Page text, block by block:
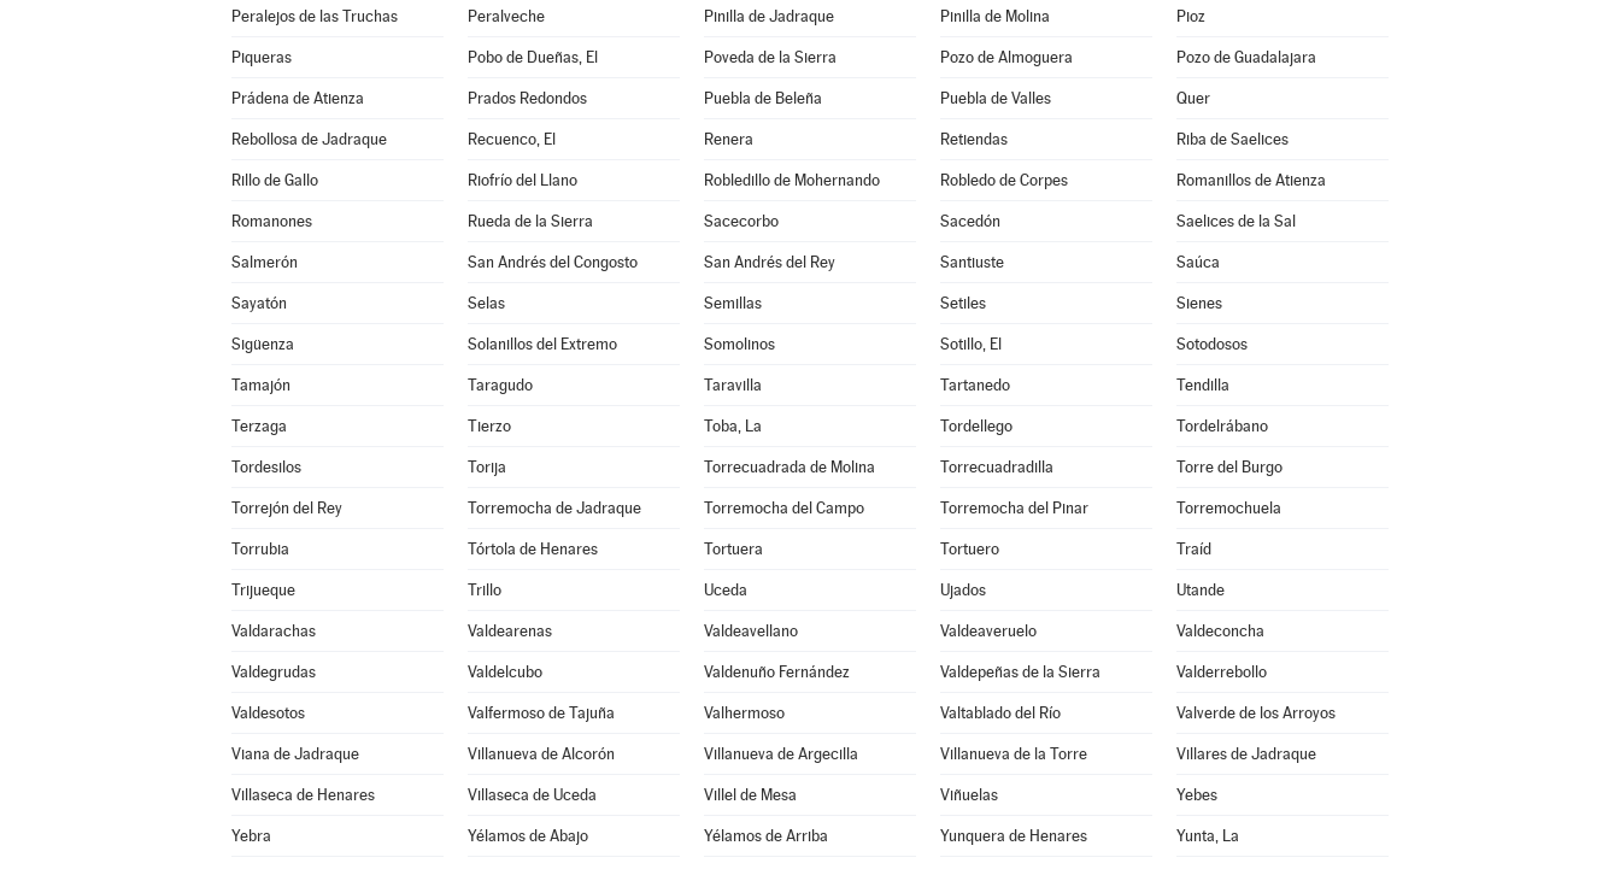
Peralejos de las Truchas Peralveche Pinilla de Jadraque Pinilla de Molina Pioz
Piqueras Pobo de Dueñas, El Poveda de la Sierra Pozo de Almoguera Pozo de Guadalajara
Prádena de Atienza Prados Redondos Puebla de Beleña Puebla de Valles Quer
Rebollosa de Jadraque Recuenco, El Renera Retiendas Riba de Saelices
Rillo de Gallo Riofrío del Llano Robledillo de Mohernando Robledo de Corpes Romanillos de Atienza
Romanones Rueda de la Sierra Sacecorbo Sacedón Saelices de la Sal
Salmerón San Andrés del Congosto San Andrés del Rey Santiuste Saúca
Sayatón Selas Semillas Setiles Sienes
Sigüenza Solanillos del Extremo Somolinos Sotillo, El Sotodosos
Tamajón Taragudo Taravilla Tartanedo Tendilla
Terzaga Tierzo Toba, La Tordellego Tordelrábano
Tordesilos Torija Torrecuadrada de Molina Torrecuadradilla Torre del Burgo
Torrejón del Rey Torremocha de Jadraque Torremocha del Campo Torremocha del Pinar Torremochuela
Torrubia Tórtola de Henares Tortuera Tortuero Traíd
Trijueque Trillo Uceda Ujados Utande
Valdarachas Valdearenas Valdeavellano Valdeaveruelo Valdeconcha
Valdegrudas Valdelcubo Valdenuño Fernández Valdepeñas de la Sierra Valderrebollo
Valdesotos Valfermoso de Tajuña Valhermoso Valtablado del Río Valverde de los Arroyos
Viana de Jadraque Villanueva de Alcorón Villanueva de Argecilla Villanueva de la Torre Villares de Jadraque
Villaseca de Henares Villaseca de Uceda Villel de Mesa Viñuelas Yebes
Yebra Yélamos de Abajo Yélamos de Arriba Yunquera de Henares Yunta, La